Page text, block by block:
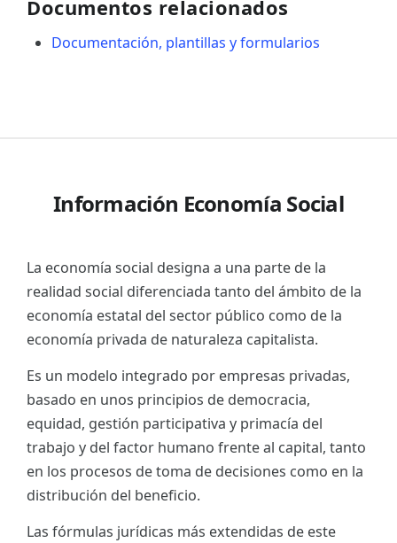
Documentos relacionados
Documentación, plantillas y formularios
Información Economía Social
La economía social designa a una parte de la
realidad social diferenciada tanto del ámbito de la
economía estatal del sector público como de la
economía privada de naturaleza capitalista.
Es un modelo integrado por empresas privadas,
basado en unos principios de democracia,
equidad, gestión participativa y primacía del
trabajo y del factor humano frente al capital, tanto
en los procesos de toma de decisiones como en la
distribución del beneficio.
Las fórmulas jurídicas más extendidas de este